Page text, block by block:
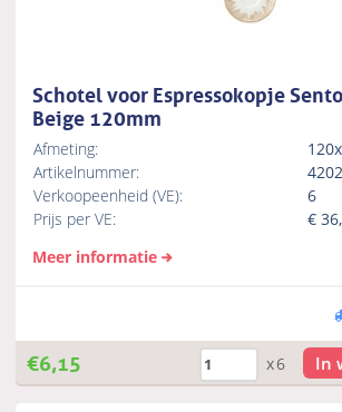
Schotel voor Espressokopje
Beige 120mm
Afmeting:
Artikelnummer:
Verkoopeenheid (VE):
6
Prijs per VE:
€
Meer informatie
€6,15 x6 In